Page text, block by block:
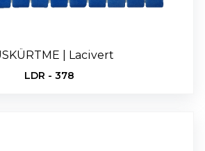
| Lacivert
LDR - 378